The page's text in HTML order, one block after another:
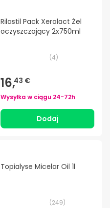
Rilastil Pack Xerolact Żel
oczyszczający 2x750ml
(4)
16,43 €
Wysyłka w ciągu 24-72h
Dodaj
Topialyse Micelar Oil 1l
(249)